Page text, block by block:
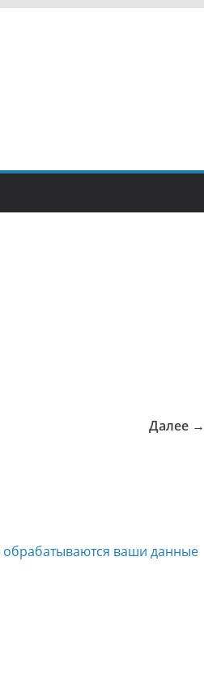
Далее →
обрабатываются ваши данные